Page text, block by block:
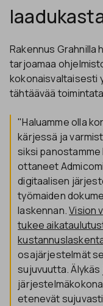
Rakennus Grahnilla
tarjoamaa
kokonaisvaltaisesti
tähtäävää
"Haluamme olla
kärjessä ja
siksi
ottaneet
digitaalisen
työmaiden
laskennan.Vision
tukee
osajärjestelmät
sujuvuutta.
etenevät